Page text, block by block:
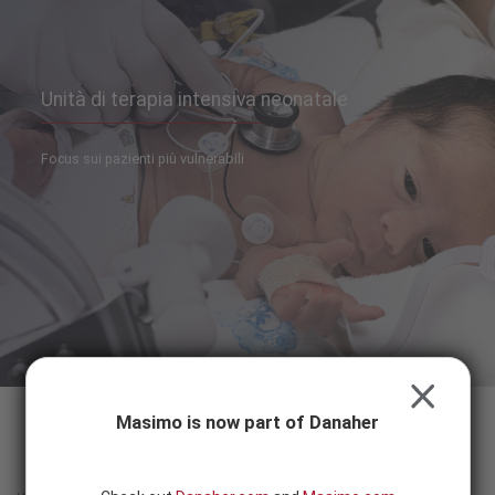
Skip to content
SEARCH
Unità di terapia intensiva neonatale
Focus sui pazienti più vulnerabili
Masimo is now part of Danaher
CLOSE